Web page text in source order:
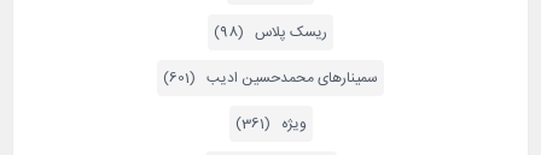
ریسک پلاس (98)
سمینارهای محمدحسین ادیب (601)
ویژه (361)